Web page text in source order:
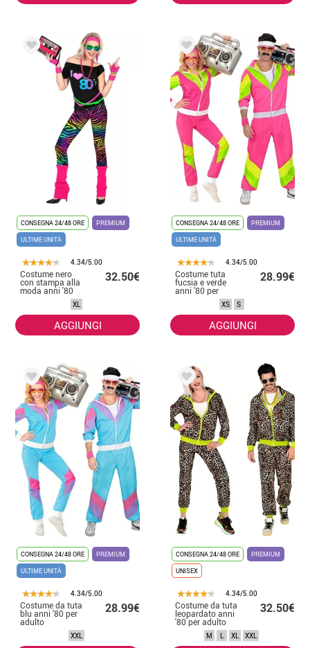
CONSEGNA 24/48 ORE
PREMIUM
ULTIME UNITÀ
4.34/5.00
Costume nero
con stampa alla
moda anni '80
32.50€
XL
AGGIUNGI
CONSEGNA 24/48 ORE
PREMIUM
ULTIME UNITÀ
4.34/5.00
Costume tuta
fucsia e verde
anni '80 per
28.99€
XS S
AGGIUNGI
CONSEGNA 24/48 ORE
PREMIUM
ULTIME UNITÀ
4.34/5.00
Costume da tuta
blu anni '80 per
adulto
28.99€
XXL
CONSEGNA 24/48 ORE
PREMIUM
UNISEX
4.34/5.00
Costume da tuta
leopardato anni
'80 per adulto
32.50€
M L XL XXL